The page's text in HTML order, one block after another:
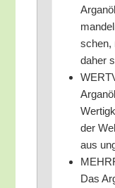
schen,
daher
der
aus
Das